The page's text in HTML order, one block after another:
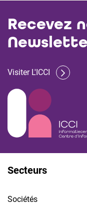
Recevez
Visiter L'ICCI
Secteurs
Sociétés